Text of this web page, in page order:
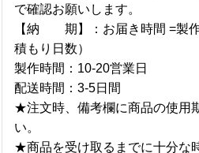
で確認お願いします。
【納 期】：お届き時間 =製
積もり日数）
製作時間：10-20営業日
配送時間：3-5日間
★注文時、備考欄に商品の使用
い。
★商品を受け取るまでに十分な